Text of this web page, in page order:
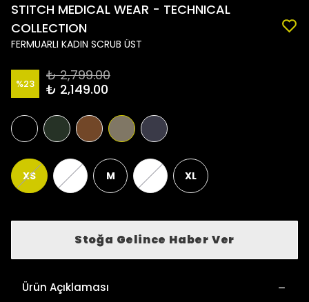
STITCH MEDICAL WEAR - TECHNICAL
COLLECTION
FERMUARLI KADIN SCRUB ÜST
%23
₺ 2,799.00
₺ 2,149.00
XS S M L XL
Stoğa Gelince Haber Ver
Ürün Açıklaması